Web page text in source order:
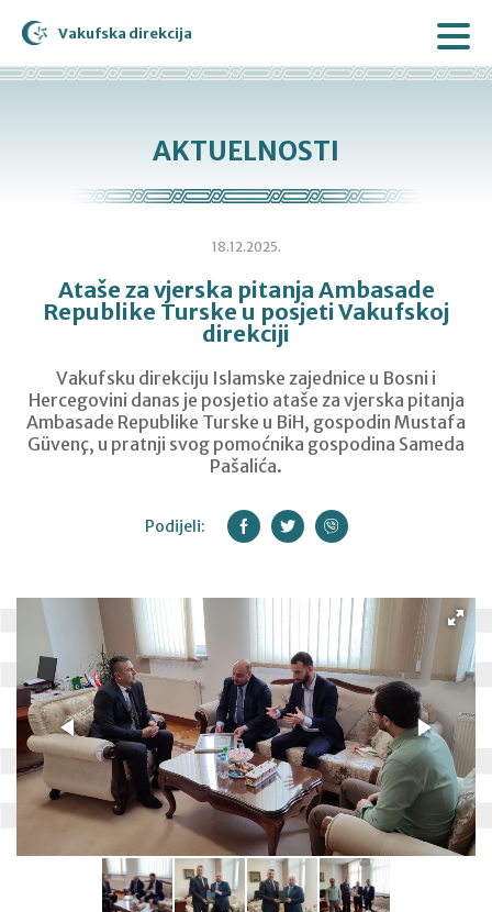
Vakufska direkcija
AKTUELNOSTI
18.12.2025.
Ataše za vjerska pitanja Ambasade
Republike Turske u posjeti Vakufskoj
direkciji
Vakufsku direkciju Islamske zajednice u Bosni i
Hercegovini danas je posjetio ataše za vjerska pitanja
Ambasade Republike Turske u BiH, gospodin Mustafa
Güvenç, u pratnji svog pomoćnika gospodina Sameda
Pašalića.
Podijeli: